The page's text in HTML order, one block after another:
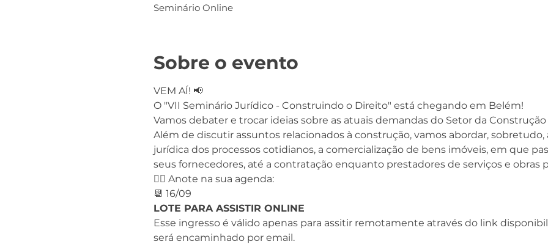
Seminário Online
Sobre o evento
VEM AÍ! 📢
O "VII Seminário Jurídico - Construindo o Direito" está chegando em Belém!
Vamos debater e trocar ideias sobre as atuais demandas do Setor da Construção
Além de discutir assuntos relacionados à construção, vamos abordar, sobretudo,
jurídica dos processos cotidianos, a comercialização de bens imóveis, em que
seus fornecedores, até a contratação enquanto prestadores de serviços e obras
✍🏽 Anote na sua agenda:
📆 16/09
LOTE PARA ASSISTIR ONLINE
Esse ingresso é válido apenas para assitir remotamente através do link
será encaminhado por email.